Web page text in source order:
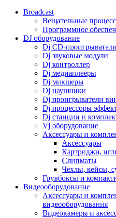
Broadcast
Вещательные
Программное
DJ оборудование
Dj CD-проигрыватели
Dj звуковые модули
Dj контроллер
Dj медиаплееры
Dj микшеры
Dj наушники
Dj проигрыватели
Dj процессоры
Dj станции и
Vj оборудование
Аксессуары и
Аксессуары
Картриджи,
Слипматы
Чехлы, кейсы,
Грувбоксы и
Видеооборудование
Аксессуары и
видеооборудования
Видеокамеры и